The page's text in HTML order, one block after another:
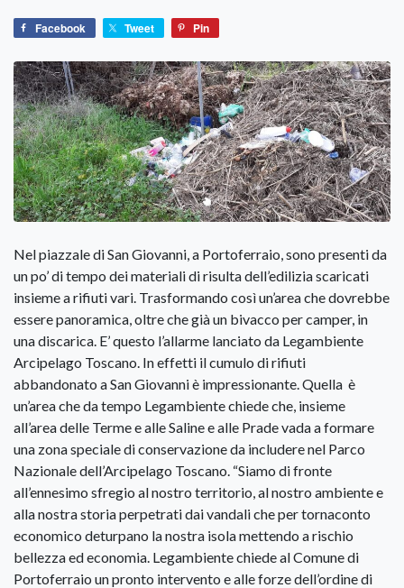
Facebook Tweet Pin
Nel piazzale di San Giovanni, a Portoferraio, sono presenti da
un po’ di tempo dei materiali di risulta dell’edilizia scaricati
insieme a rifiuti vari. Trasformando così un’area che dovrebbe
essere panoramica, oltre che già un bivacco per camper, in
una discarica. E’ questo l’allarme lanciato da Legambiente
Arcipelago Toscano. In effetti il cumulo di rifiuti
abbandonato a San Giovanni è impressionante. Quella è
un’area che da tempo Legambiente chiede che, insieme
all’area delle Terme e alle Saline e alle Prade vada a formare
una zona speciale di conservazione da includere nel Parco
Nazionale dell’Arcipelago Toscano. “Siamo di fronte
all’ennesimo sfregio al nostro territorio, al nostro ambiente e
alla nostra storia perpetrati dai vandali che per tornaconto
economico deturpano la nostra isola mettendo a rischio
bellezza ed economia. Legambiente chiede al Comune di
Portoferraio un pronto intervento e alle forze dell’ordine di